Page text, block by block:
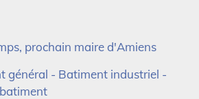
prochain maire d'Amiens
général - Batiment industriel -